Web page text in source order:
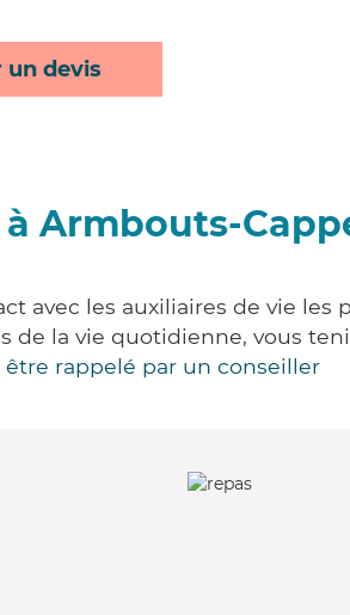
un devis
Armbouts-
avec les auxiliaires de vie les
de la vie quotidienne, vous
être rappelé par un conseiller